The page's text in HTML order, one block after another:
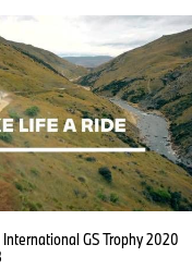
GS Trophy 2020